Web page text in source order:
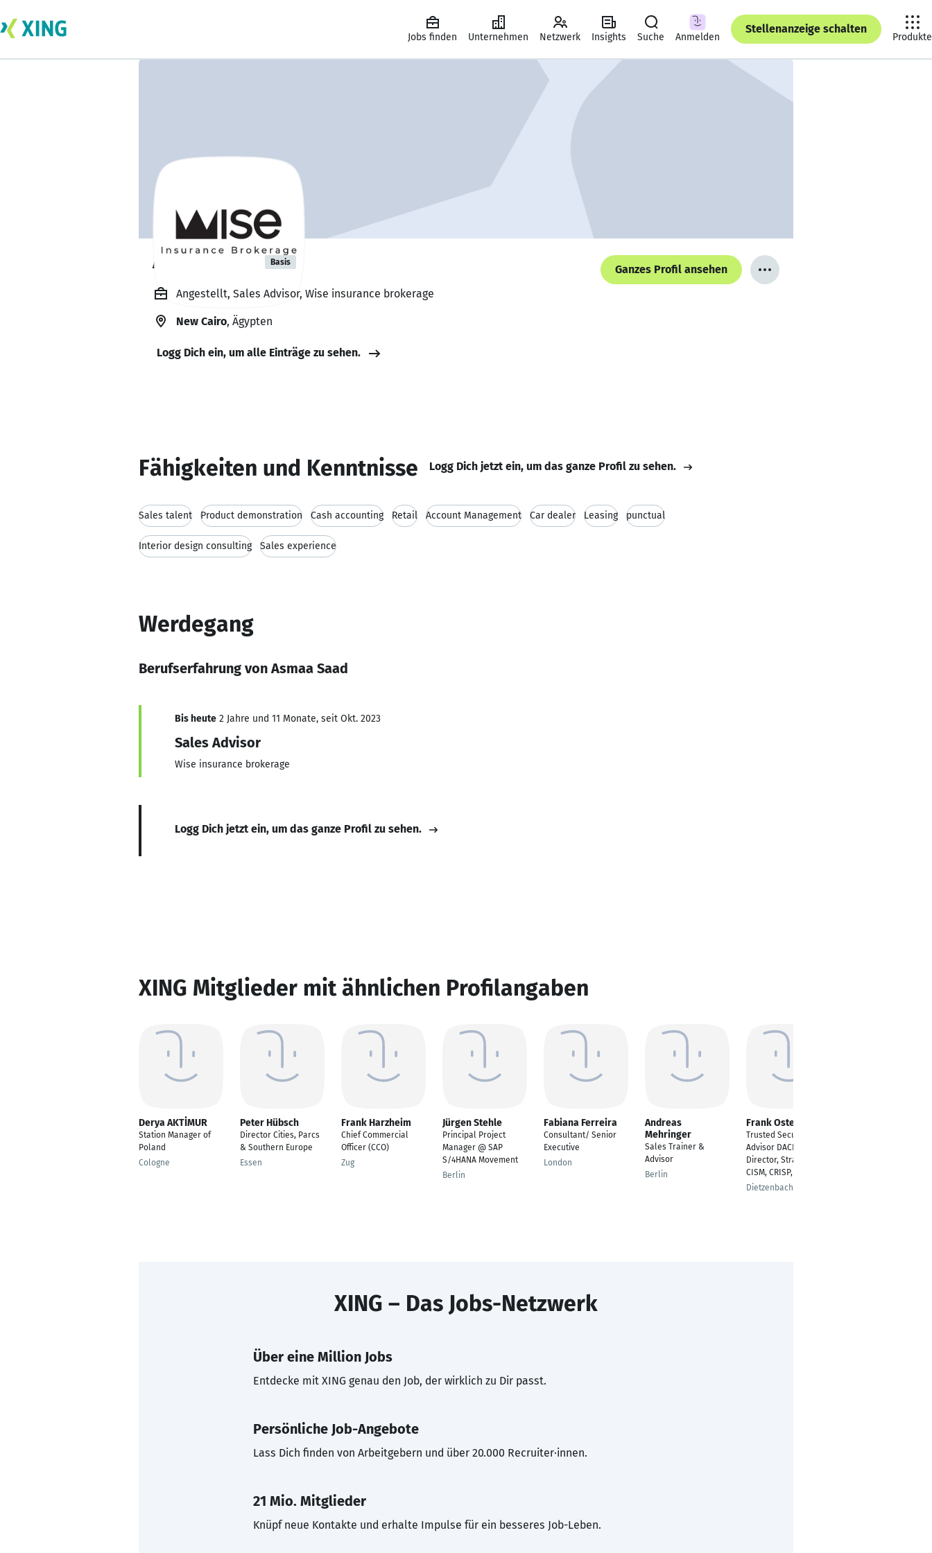
Jobs finden Unternehmen Netzwerk Insights Suche Anmelden
Stellenanzeige schalten
Produkte
Asmaa Saad Basis
Ganzes Profil ansehen
Angestellt, Sales Advisor, Wise insurance brokerage
New Cairo, Ägypten
Logg Dich ein, um alle Einträge zu sehen.
Fähigkeiten und Kenntnisse Logg Dich jetzt ein, um das ganze Profil zu sehen.
Sales talent Product demonstration Cash accounting Retail Account Management Car dealer Leasing punctual
Interior design consulting Sales experience
Werdegang
Berufserfahrung von Asmaa Saad
Bis heute 2 Jahre und 11 Monate, seit Okt. 2023
Sales Advisor
Wise insurance brokerage
Logg Dich jetzt ein, um das ganze Profil zu sehen.
XING Mitglieder mit ähnlichen Profilangaben
Derya AKTİMUR
Station Manager of
Poland
Cologne
Peter Hübsch
Director Cities, Parcs
& Southern Europe
Essen
Frank Harzheim
Chief Commercial
Officer (CCO)
Zug
Jürgen Stehle
Principal Project
Manager @ SAP
S/4HANA Movement
Berlin
Fabiana Ferreira
Consultant/ Senior
Executive
London
Andreas
Mehringer
Sales Trainer &
Advisor
Berlin
Frank Oster
Trusted Security
Advisor DACH,
Director, Strategic PM,
CISM, CRISP, T.I.S.P.
Dietzenbach
XING – Das Jobs-Netzwerk
Über eine Million Jobs
Entdecke mit XING genau den Job, der wirklich zu Dir passt.
Persönliche Job-Angebote
Lass Dich finden von Arbeitgebern und über 20.000 Recruiter·innen.
21 Mio. Mitglieder
Knüpf neue Kontakte und erhalte Impulse für ein besseres Job-Leben.